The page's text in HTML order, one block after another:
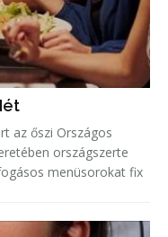
az őszi Országos
országszerte
menüsorokat fix